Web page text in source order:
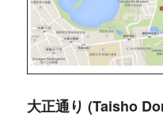
大正通り (Taisho